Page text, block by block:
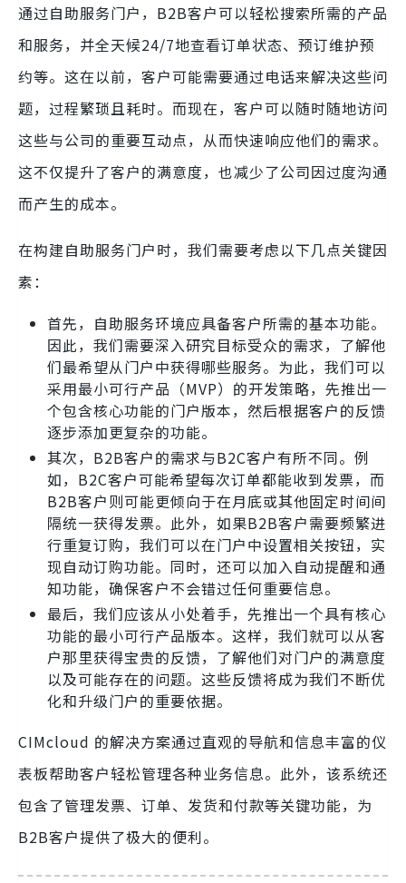
通过自助服务门户，B2B客户可以轻松搜索所需的产品
和服务，并全天候24/7地查看订单状态、预订维护预
约等。这在以前，客户可能需要通过电话来解决这些问
题，过程繁琐且耗时。而现在，客户可以随时随地访问
这些与公司的重要互动点，从而快速响应他们的需求。
这不仅提升了客户的满意度，也减少了公司因过度沟通
而产生的成本。
在构建自助服务门户时，我们需要考虑以下几点关键因
素：
首先，自助服务环境应具备客户所需的基本功能。
因此，我们需要深入研究目标受众的需求，了解他
们最希望从门户中获得哪些服务。为此，我们可以
采用最小可行产品（MVP）的开发策略，先推出一
个包含核心功能的门户版本，然后根据客户的反馈
逐步添加更复杂的功能。
其次，B2B客户的需求与B2C客户有所不同。例
如，B2C客户可能希望每次订单都能收到发票，而
B2B客户则可能更倾向于在月底或其他固定时间间
隔统一获得发票。此外，如果B2B客户需要频繁进
行重复订购，我们可以在门户中设置相关按钮，实
现自动订购功能。同时，还可以加入自动提醒和通
知功能，确保客户不会错过任何重要信息。
最后，我们应该从小处着手，先推出一个具有核心
功能的最小可行产品版本。这样，我们就可以从客
户那里获得宝贵的反馈，了解他们对门户的满意度
以及可能存在的问题。这些反馈将成为我们不断优
化和升级门户的重要依据。
CIMcloud 的解决方案通过直观的导航和信息丰富的仪
表板帮助客户轻松管理各种业务信息。此外，该系统还
包含了管理发票、订单、发货和付款等关键功能，为
B2B客户提供了极大的便利。